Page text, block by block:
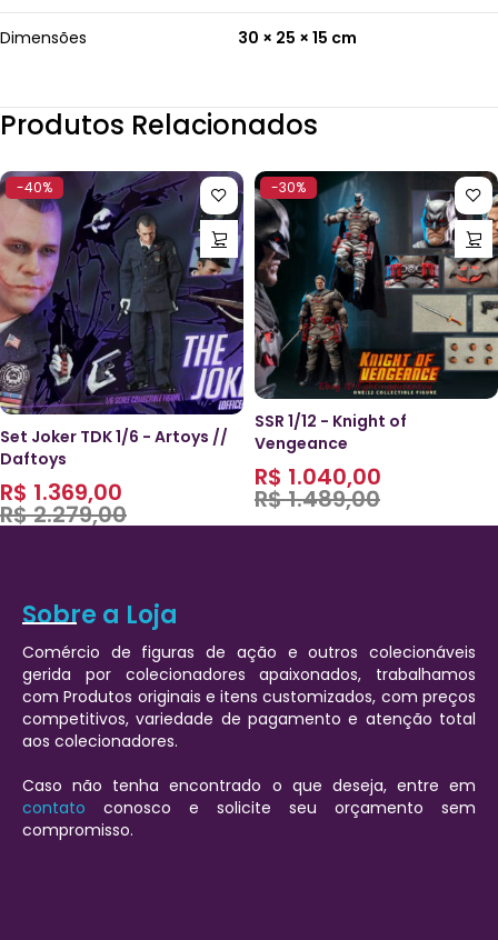
Dimensões 30 × 25 × 15 cm
Produtos Relacionados
-40%
Set Joker TDK 1/6 - Artoys //
Daftoys
R$2.279,00
R$ 1.369,00
-30%
SSR 1/12 - Knight of
Vengeance
R$1.489,00
R$ 1.040,00
Sobre a Loja
Comércio de figuras de ação e outros colecionáveis
gerida por colecionadores apaixonados, trabalhamos
com Produtos originais e itens customizados, com preços
competitivos, variedade de pagamento e atenção total
aos colecionadores.
Caso não tenha encontrado o que deseja, entre em
contato conosco e solicite seu orçamento sem
compromisso.